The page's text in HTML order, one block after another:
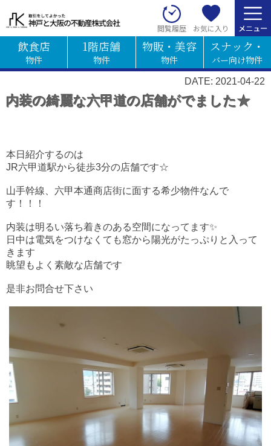
閲覧履歴 お気に入り
飲食店
物件
1階店舗
物件
物販・美容
物件
スナック・
バー向け物件
DATE: 2021-04-22
内装の綺麗な六甲道の店舗がでました★
本日紹介するのは
JR六甲道駅から徒歩3分の店舗です☆
山手幹線、六甲本通商店街に面する希少物件なんで
す！！！
内装は明るい落ち着きのある空間になってます✨
日中は電気をつけなくても窓から陽光がたっぷりと入って
きます
眺望もよく素敵な店舗です
是非お問合せ下さい